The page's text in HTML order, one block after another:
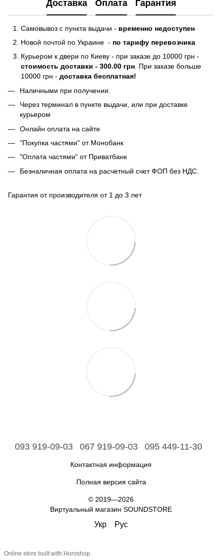
Доставка Оплата Гарантия
Самовывоз с пункта выдачи - временно недоступен
Новой почтой по Украине - по тарифу перевозчика
Курьером к двери по Киеву - при заказе до 10000 грн -
стоимость доставки - 300.00 грн. При заказе больше
10000 грн - доставка бесплатная!
Наличными при получении.
Через терминал в пункте выдачи, или при доставке
курьером
Онлайн оплата на сайте
"Покупка частями" от Монобанк
"Оплата частями" от Приватбанк
Безналичная оплата на расчетный счет ФОП без НДС.
Гарантия от производителя от 1 до 3 лет
093 919-09-03 067 919-09-03 095 449-11-30
Контактная информация
Полная версия сайта
© 2019—2026
Виртуальный магазин SOUNDSTORE
Укр Рус
Online store built with Horoshop